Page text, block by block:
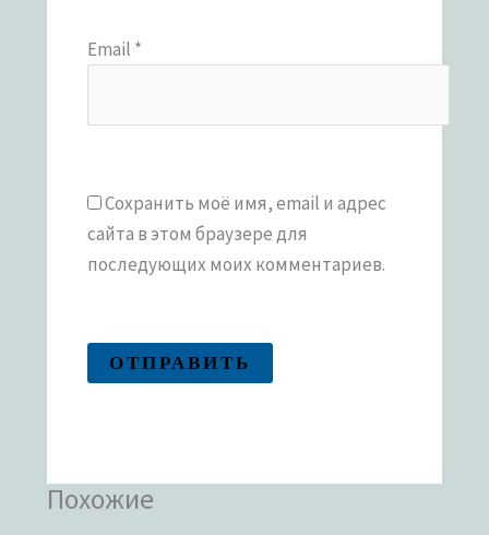
Email *
Сохранить моё имя, email и адрес
сайта в этом браузере для
последующих моих комментариев.
Похожие